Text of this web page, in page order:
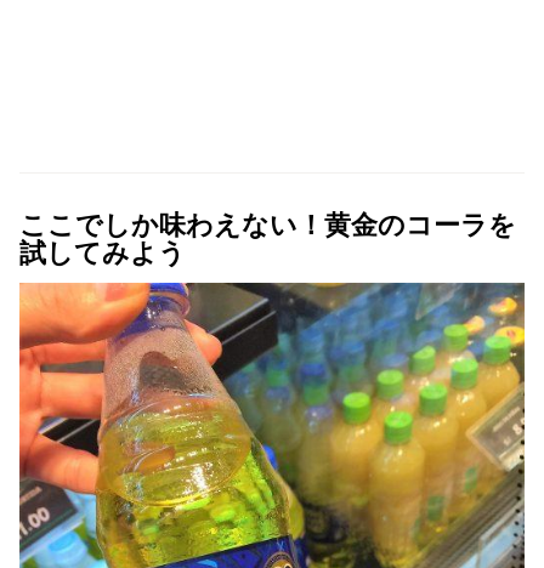
ここでしか味わえない！黄金のコーラを
試してみよう